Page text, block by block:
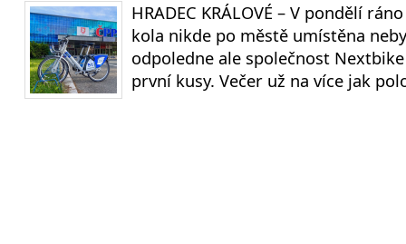
HRADEC KRÁLOVÉ – V pondělí
kola nikde po městě umístěna
odpoledne ale společnost
první kusy. Večer už na více jak